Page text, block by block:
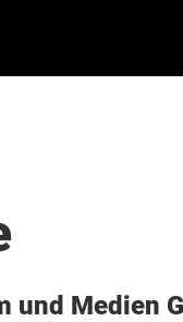
und Medien